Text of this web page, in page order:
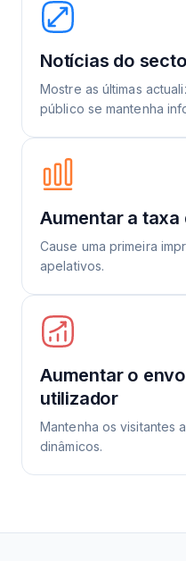
Notícias do
Mostre as últimas
público se mantenha
Aumentar a
Cause uma primeira
apelativos.
Aumentar o
utilizador
Mantenha os visitantes
dinâmicos.